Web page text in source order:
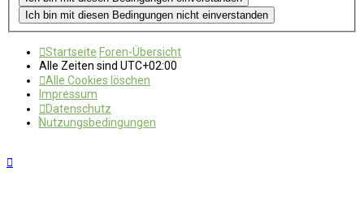
Startseite Foren-Übersicht
Alle Zeiten sind UTC+02:00
Alle Cookies löschen
Impressum
Datenschutz
Nutzungsbedingungen